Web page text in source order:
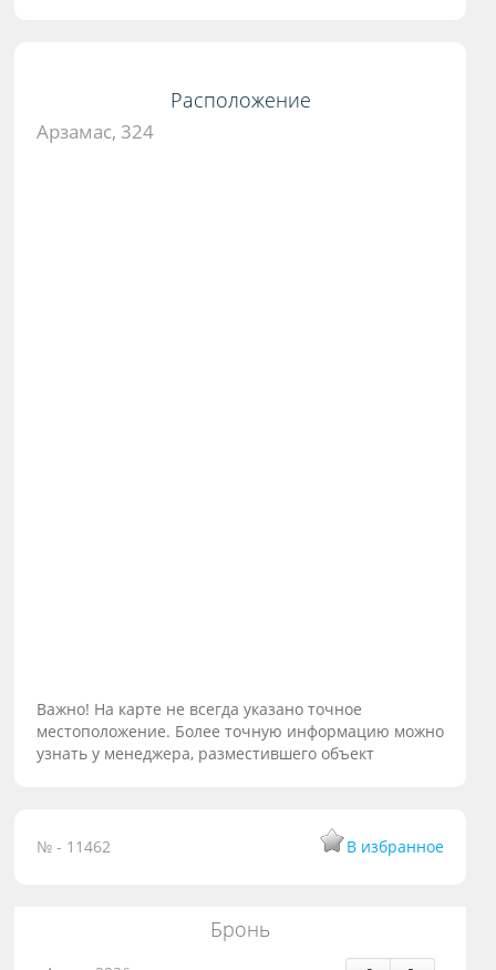
Расположение
Арзамас, 324
Важно! На карте не всегда указано точное
местоположение. Более точную информацию можно
узнать у менеджера, разместившего объект
№ - 11462 В избранное
Бронь